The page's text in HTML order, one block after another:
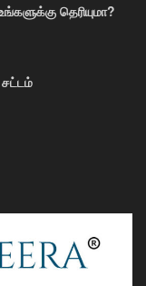
தெரியுமா?
சட்டம்